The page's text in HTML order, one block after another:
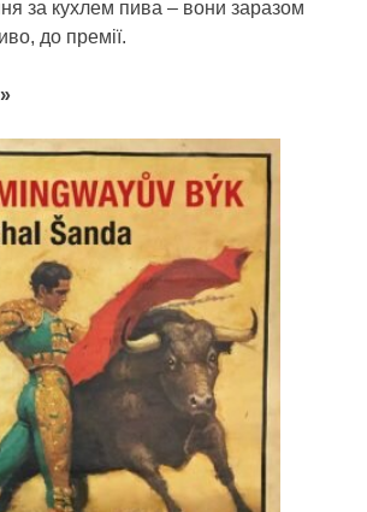
за кухлем пива – вони заразом
до премії.